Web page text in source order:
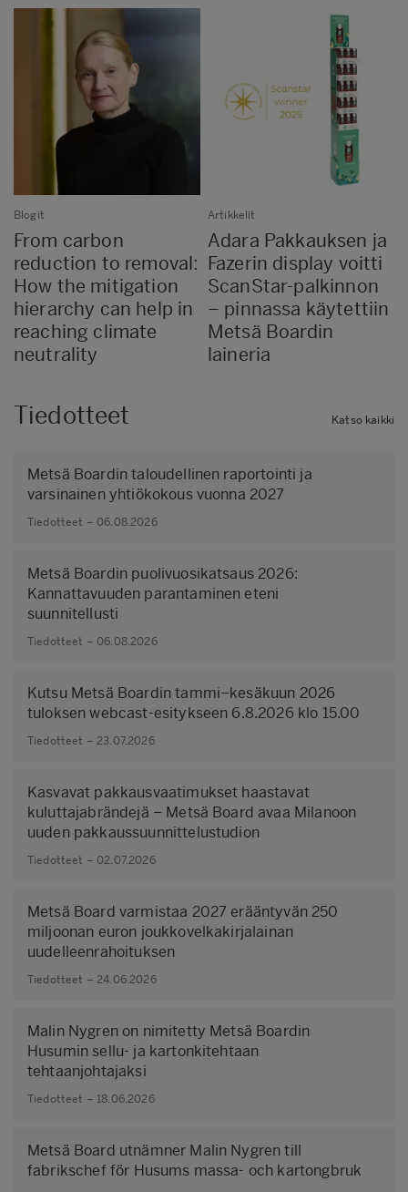
Blogit
From carbon
reduction to removal:
How the mitigation
hierarchy can help in
reaching climate
neutrality
Artikkelit
Adara Pakkauksen ja
Fazerin display voitti
ScanStar-palkinnon
– pinnassa käytettiin
Metsä Boardin
laineria
Tiedotteet Katso kaikki
Metsä Boardin taloudellinen raportointi ja
varsinainen yhtiökokous vuonna 2027
Tiedotteet – 06.08.2026
Metsä Boardin puolivuosikatsaus 2026:
Kannattavuuden parantaminen eteni
suunnitellusti
Tiedotteet – 06.08.2026
Kutsu Metsä Boardin tammi–kesäkuun 2026
tuloksen webcast-esitykseen 6.8.2026 klo 15.00
Tiedotteet – 23.07.2026
Kasvavat pakkausvaatimukset haastavat
kuluttajabrändejä – Metsä Board avaa Milanoon
uuden pakkaussuunnittelustudion
Tiedotteet – 02.07.2026
Metsä Board varmistaa 2027 erääntyvän 250
miljoonan euron joukkovelkakirjalainan
uudelleenrahoituksen
Tiedotteet – 24.06.2026
Malin Nygren on nimitetty Metsä Boardin
Husumin sellu- ja kartonkitehtaan
tehtaanjohtajaksi
Tiedotteet – 18.06.2026
Metsä Board utnämner Malin Nygren till
fabrikschef för Husums massa- och kartongbruk